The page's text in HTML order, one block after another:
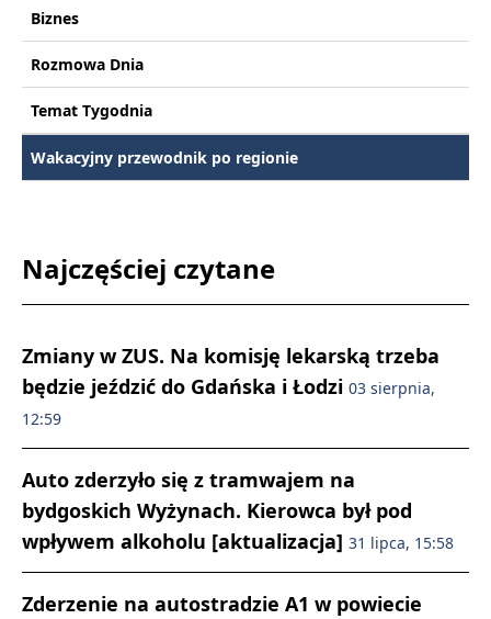
Biznes
Rozmowa Dnia
Temat Tygodnia
Wakacyjny przewodnik po regionie
Najczęściej czytane
Zmiany w ZUS. Na komisję lekarską trzeba
będzie jeździć do Gdańska i Łodzi 03 sierpnia,
12:59
Auto zderzyło się z tramwajem na
bydgoskich Wyżynach. Kierowca był pod
wpływem alkoholu [aktualizacja] 31 lipca, 15:58
Zderzenie na autostradzie A1 w powiecie